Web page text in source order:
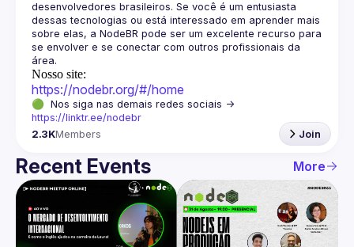
desenvolvedores brasileiros. Se você é um entusiasta
dessas tecnologias ou está interessado em aprender mais
sobre elas, a NodeBR pode ser um excelente recurso para
se envolver e se conectar com outros profissionais da
Nosso site:
https://nodebr.org/#/home
https://linktr.ee/nodebr
2.3KMembers Join
Recent Events More